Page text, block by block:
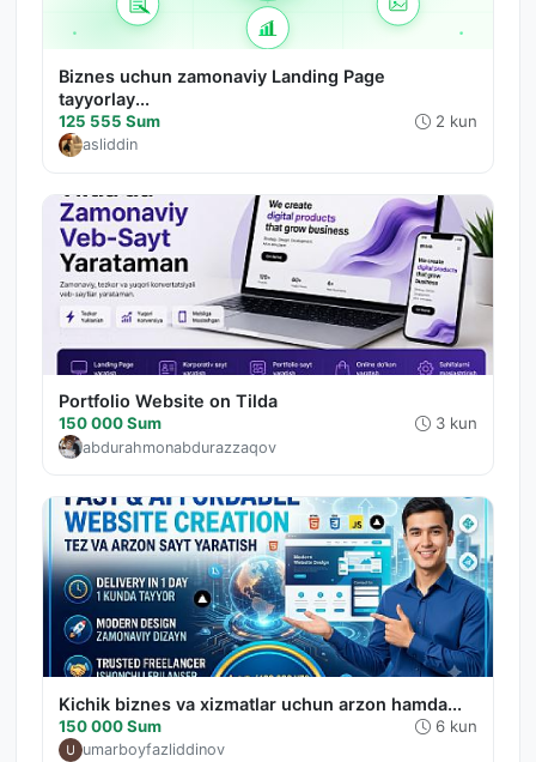
Biznes uchun zamonaviy Landing Page
tayyorlay...
125 555 Sum 2 kun
asliddin
Portfolio Website on Tilda
150 000 Sum 3 kun
abdurahmonabdurazzaqov
Kichik biznes va xizmatlar uchun arzon hamda...
150 000 Sum 6 kun
umarboyfazliddinov